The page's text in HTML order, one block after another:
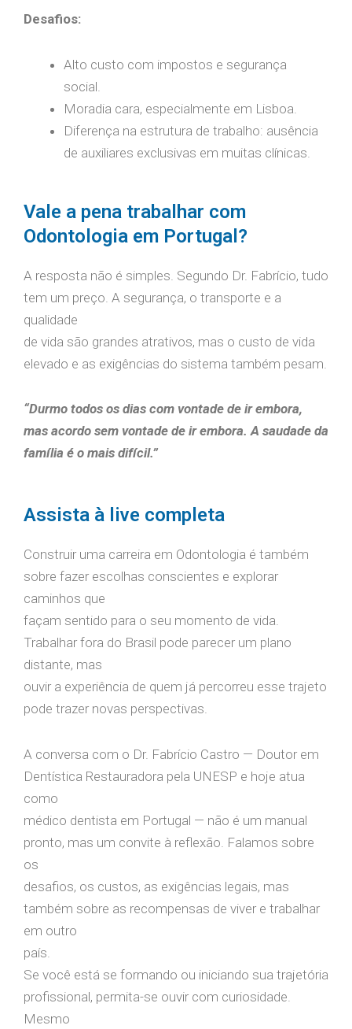
Desafios:
Alto custo com impostos e segurança
social.
Moradia cara, especialmente em Lisboa.
Diferença na estrutura de trabalho: ausência
de auxiliares exclusivas em muitas clínicas.
Vale a pena trabalhar com
Odontologia em Portugal?
A resposta não é simples. Segundo Dr. Fabrício, tudo
tem um preço. A segurança, o transporte e a
qualidade
de vida são grandes atrativos, mas o custo de vida
elevado e as exigências do sistema também pesam.
“Durmo todos os dias com vontade de ir embora,
mas acordo sem vontade de ir embora. A saudade da
família é o mais difícil.”
Assista à live completa
Construir uma carreira em Odontologia é também
sobre fazer escolhas conscientes e explorar
caminhos que
façam sentido para o seu momento de vida.
Trabalhar fora do Brasil pode parecer um plano
distante, mas
ouvir a experiência de quem já percorreu esse trajeto
pode trazer novas perspectivas.
A conversa com o Dr. Fabrício Castro — Doutor em
Dentística Restauradora pela UNESP e hoje atua
como
médico dentista em Portugal — não é um manual
pronto, mas um convite à reflexão. Falamos sobre
os
desafios, os custos, as exigências legais, mas
também sobre as recompensas de viver e trabalhar
em outro
país.
Se você está se formando ou iniciando sua trajetória
profissional, permita-se ouvir com curiosidade.
Mesmo